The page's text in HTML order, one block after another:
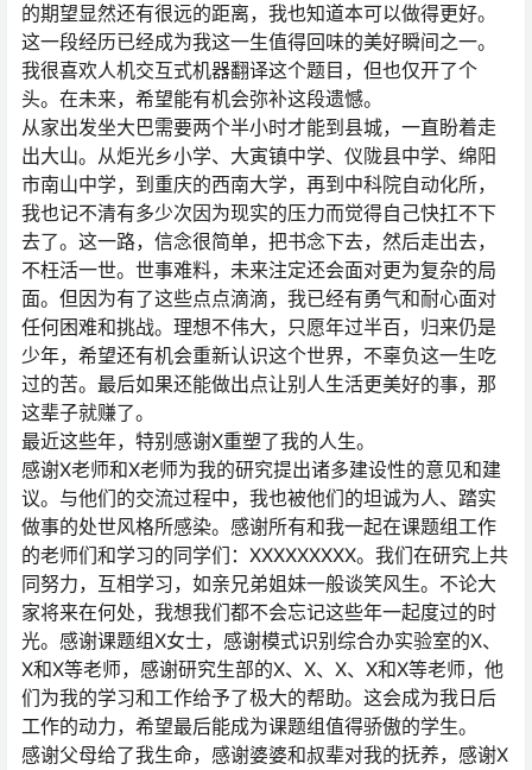
的期望显然还有很远的距离，我也知道本可以做得更好。
这一段经历已经成为我这一生值得回味的美好瞬间之一。
我很喜欢人机交互式机器翻译这个题目，但也仅开了个
头。在未来，希望能有机会弥补这段遗憾。
从家出发坐大巴需要两个半小时才能到县城，一直盼着走
出大山。从炬光乡小学、大寅镇中学、仪陇县中学、绵阳
市南山中学，到重庆的西南大学，再到中科院自动化所，
我也记不清有多少次因为现实的压力而觉得自己快扛不下
去了。这一路，信念很简单，把书念下去，然后走出去，
不枉活一世。世事难料，未来注定还会面对更为复杂的局
面。但因为有了这些点点滴滴，我已经有勇气和耐心面对
任何困难和挑战。理想不伟大，只愿年过半百，归来仍是
少年，希望还有机会重新认识这个世界，不辜负这一生吃
过的苦。最后如果还能做出点让别人生活更美好的事，那
这辈子就赚了。
最近这些年，特别感谢X重塑了我的人生。
感谢X老师和X老师为我的研究提出诸多建设性的意见和建
议。与他们的交流过程中，我也被他们的坦诚为人、踏实
做事的处世风格所感染。感谢所有和我一起在课题组工作
的老师们和学习的同学们：XXXXXXXXX。我们在研究上共
同努力，互相学习，如亲兄弟姐妹一般谈笑风生。不论大
家将来在何处，我想我们都不会忘记这些年一起度过的时
光。感谢课题组X女士，感谢模式识别综合办实验室的X、
X和X等老师，感谢研究生部的X、X、X、X和X等老师，他
们为我的学习和工作给予了极大的帮助。这会成为我日后
工作的动力，希望最后能成为课题组值得骄傲的学生。
感谢父母给了我生命，感谢婆婆和叔辈对我的抚养，感谢X